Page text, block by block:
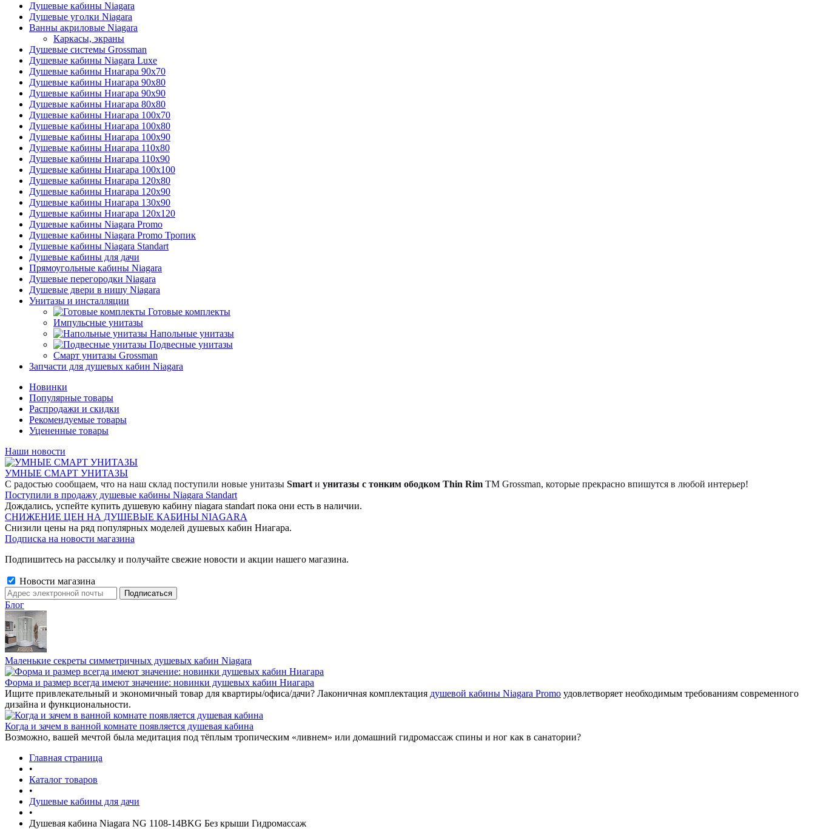
Душевые кабины Niagara
Душевые уголки Niagara
Ванны акриловые Niagara
Каркасы, экраны
Душевые системы Grossman
Душевые кабины Niagara Luxe
Душевые кабины Ниагара 90x70
Душевые кабины Ниагара 90x80
Душевые кабины Ниагара 90x90
Душевые кабины Ниагара 80x80
Душевые кабины Ниагара 100x70
Душевые кабины Ниагара 100x80
Душевые кабины Ниагара 100x90
Душевые кабины Ниагара 110x80
Душевые кабины Ниагара 110x90
Душевые кабины Ниагара 100x100
Душевые кабины Ниагара 120x80
Душевые кабины Ниагара 120x90
Душевые кабины Ниагара 130x90
Душевые кабины Ниагара 120x120
Душевые кабины Niagara Promo
Душевые кабины Niagara Promo Тропик
Душевые кабины Niagara Standart
Душевые кабины для дачи
Прямоугольные кабины Niagara
Душевые перегородки Niagara
Душевые двери в нишу Niagara
Унитазы и инсталляции
Готовые комплекты
Импульсные унитазы
Напольные унитазы
Подвесные унитазы
Смарт унитазы Grossman
Запчасти для душевых кабин Niagara
Новинки
Популярные товары
Распродажи и скидки
Рекомендуемые товары
Уцененные товары
Наши новости
УМНЫЕ СМАРТ УНИТАЗЫ
С радостью сообщаем, что на наш склад поступили новые унитазы Smart и унитазы с тонким ободком Thin Rim TM Grossman, которые прекрасно впишутся в любой интерьер!
Поступили в продажу душевые кабины Niagara Standart
Дождались, успейте купить душевую кабину niagara standart пока они есть в наличии.
СНИЖЕНИЕ ЦЕН НА ДУШЕВЫЕ КАБИНЫ NIAGARA
Снизили цены на ряд популярных моделей душевых кабин Ниагара.
Подписка на новости магазина
Подпишитесь на рассылку и получайте свежие новости и акции нашего магазина.
Новости магазина
Блог
Маленькие секреты симметричных душевых кабин Niagara
Форма и размер всегда имеют значение: новинки душевых кабин Ниагара
Ищите привлекательный и экономичный товар для квартиры/офиса/дачи? Лаконичная комплектация душевой кабины Niagara Promo удовлетворяет необходимым требованиям современного
дизайна и функциональности.
Когда и зачем в ванной комнате появляется душевая кабина
Возможно, вашей мечтой была медитация под тёплым тропическим «ливнем» или домашний гидромассаж спины и ног как в санатории?
Главная страница
•
Каталог товаров
•
Душевые кабины для дачи
•
Душевая кабина Niagara NG 1108-14BKG Без крыши Гидромассаж